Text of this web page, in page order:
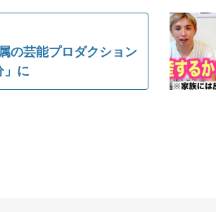
の芸能プロダクション
」に